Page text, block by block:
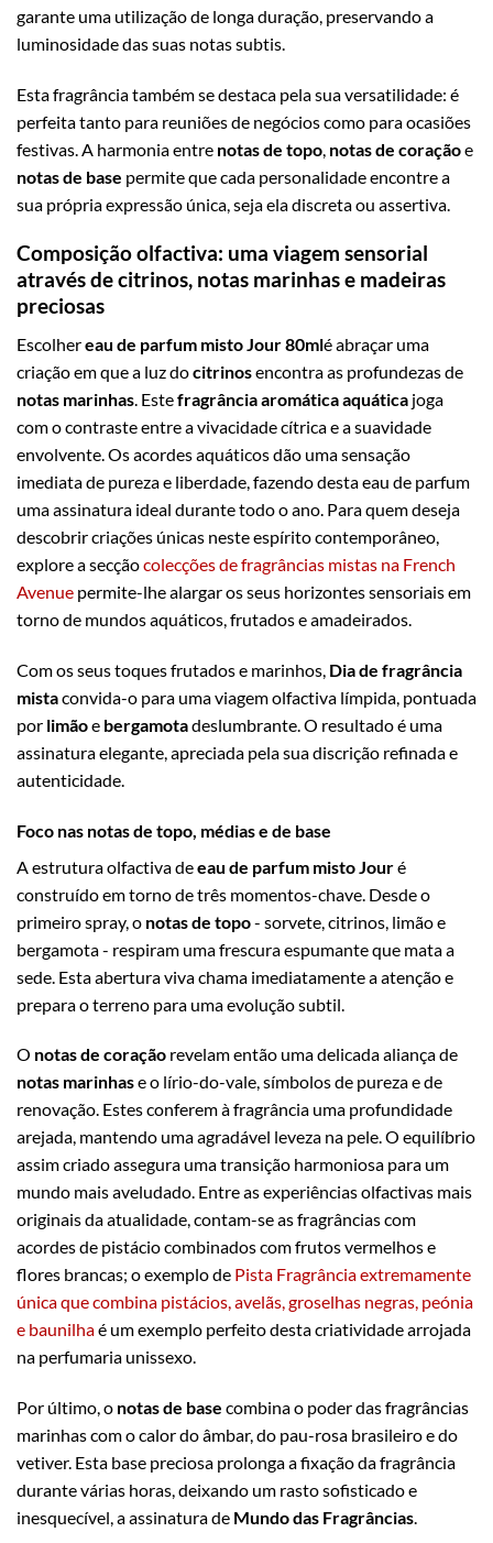
garante uma utilização de longa duração, preservando a
luminosidade das suas notas subtis.
Esta fragrância também se destaca pela sua versatilidade: é
perfeita tanto para reuniões de negócios como para ocasiões
festivas. A harmonia entre notas de topo notas de coraçãoe
notas de base permite que cada personalidade encontre a
sua própria expressão única, seja ela discreta ou assertiva.
Composição olfactiva: uma viagem sensorial
através de citrinos, notas marinhas e madeiras
preciosas
Escolhereau de parfum misto Jour 80mlé abraçar uma
criação em que a luz docitrinosencontra as profundezas de
notas marinhas. Estefragrância aromática aquática joga
com o contraste entre a vivacidade cítrica e a suavidade
envolvente. Os acordes aquáticos dão uma sensação
imediata de pureza e liberdade, fazendo desta eau de parfum
uma assinatura ideal durante todo o ano. Para quem deseja
descobrir criações únicas neste espírito contemporâneo,
explore a secçãocolecções de fragrâncias mistas na French
Avenue permite-lhe alargar os seus horizontes sensoriais em
torno de mundos aquáticos, frutados e amadeirados.
Com os seus toques frutados e marinhos, Dia de fragrância
mistaconvida-o para uma viagem olfactiva límpida, pontuada
por limãoe bergamotadeslumbrante. O resultado é uma
assinatura elegante, apreciada pela sua discrição refinada e
autenticidade.
Foco nas notas de topo, médias e de base
A estrutura olfactiva deeau de parfum misto Jouré
construído em torno de três momentos-chave. Desde o
primeiro spray, o notas de topo- sorvete, citrinos, limão e
bergamota - respiram uma frescura espumante que mata a
sede. Esta abertura viva chama imediatamente a atenção e
prepara o terreno para uma evolução subtil.
O notas de coração revelam então uma delicada aliança de
notas marinhase o lírio-do-vale, símbolos de pureza e de
renovação. Estes conferem à fragrância uma profundidade
arejada, mantendo uma agradável leveza na pele. O equilíbrio
assim criado assegura uma transição harmoniosa para um
mundo mais aveludado. Entre as experiências olfactivas mais
originais da atualidade, contam-se as fragrâncias com
acordes de pistácio combinados com frutos vermelhos e
flores brancas; o exemplo de Pista Fragrância extremamente
única que combina pistácios, avelãs, groselhas negras, peónia
e baunilhaé um exemplo perfeito desta criatividade arrojada
na perfumaria unissexo.
Por último, o notas de base combina o poder das fragrâncias
marinhas com o calor do âmbar, do pau-rosa brasileiro e do
vetiver. Esta base preciosa prolonga a fixação da fragrância
durante várias horas, deixando um rasto sofisticado e
inesquecível, a assinatura de Mundo das Fragrâncias.